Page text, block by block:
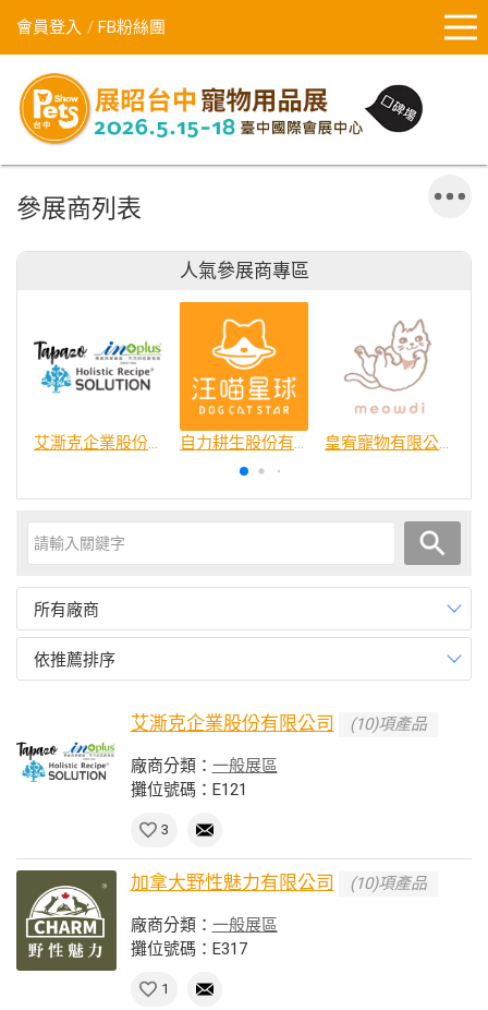
會員登入 FB粉絲團
參展商列表
人氣參展商專區
艾澌克企業股份有限公司 自力耕生股份有限公司 皇宥寵物有限公司
所有廠商
依推薦排序
艾澌克企業股份有限公司 (10)項產品
廠商分類： 一般展區
攤位號碼：E121
3
加拿大野性魅力有限公司 (10)項產品
廠商分類： 一般展區
攤位號碼：E317
1